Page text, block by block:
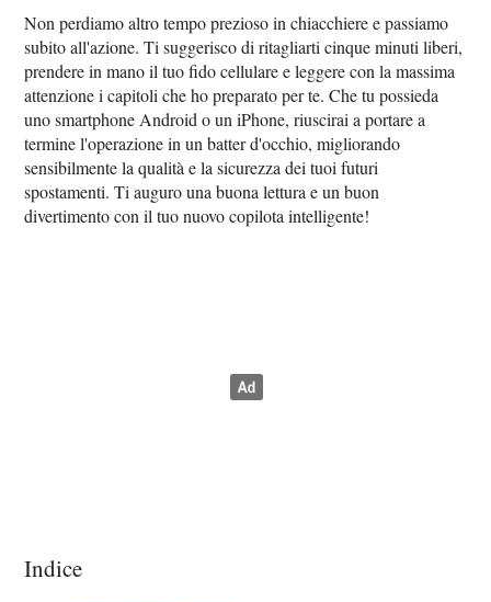
Non perdiamo altro tempo prezioso in chiacchiere e passiamo
subito all'azione. Ti suggerisco di ritagliarti cinque minuti liberi,
prendere in mano il tuo fido cellulare e leggere con la massima
attenzione i capitoli che ho preparato per te. Che tu possieda
uno smartphone Android o un iPhone, riuscirai a portare a
termine l'operazione in un batter d'occhio, migliorando
sensibilmente la qualità e la sicurezza dei tuoi futuri
spostamenti. Ti auguro una buona lettura e un buon
divertimento con il tuo nuovo copilota intelligente!
Indice